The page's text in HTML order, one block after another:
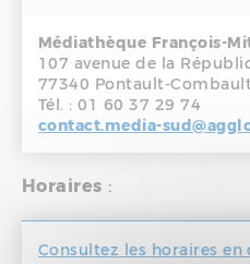
Médiathèque François-
107 avenue de la
77340 Pontault-
Tél. : 01 60 37 29 74
contact.media-
Horaires :
Consultez les horaires